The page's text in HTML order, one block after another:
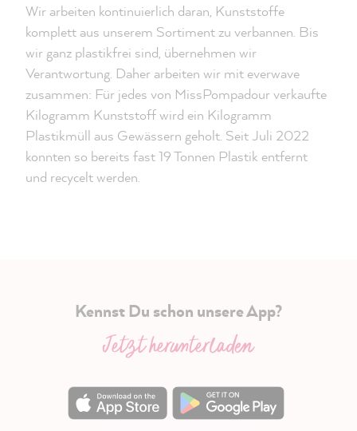
Wir arbeiten kontinuierlich daran, Kunststoffe
komplett aus unserem Sortiment zu verbannen. Bis
wir ganz plastikfrei sind, übernehmen wir
Verantwortung. Daher arbeiten wir mit everwave
zusammen: Für jedes von MissPompadour verkaufte
Kilogramm Kunststoff wird ein Kilogramm
Plastikmüll aus Gewässern geholt. Seit Juli 2022
konnten so bereits fast 19 Tonnen Plastik entfernt
und recycelt werden.
Kennst Du schon unsere App?
Jetzt herunterladen